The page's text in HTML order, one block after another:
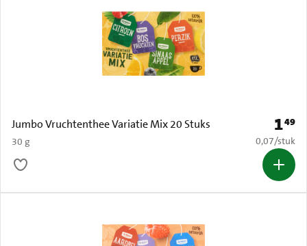
Jumbo Vruchtenthee Variatie Mix 20 Stuks
30 g
Prijs:
149
€ 0,07 per
0,07/stuk